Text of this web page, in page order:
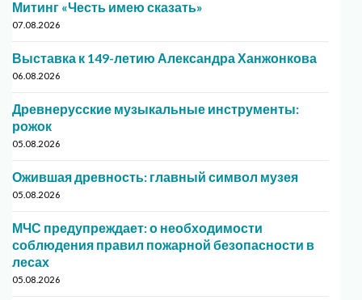
Митинг «Честь имею сказать»
07.08.2026
Выставка к 149-летию Александра Ханжонкова
06.08.2026
Древнерусские музыкальные инструменты:
рожок
05.08.2026
Ожившая древность: главный символ музея
05.08.2026
МЧС предупреждает: о необходимости
соблюдения правил пожарной безопасности в
лесах
05.08.2026